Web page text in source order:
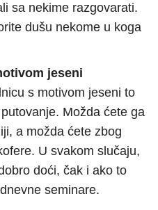
sa nekime razgovarati.
dušu nekome u koga
jeseni
s motivom jeseni to
Možda ćete ga
a možda ćete zbog
U svakom slučaju,
doći, čak i ako to
seminare.